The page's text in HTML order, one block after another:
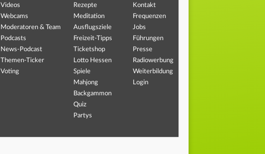
Videos
Webcams
Moderatoren & Team
Podcasts
News-Podcast
Themen-Ticker
Voting
Rezepte
Meditation
Ausflugsziele
Freizeit-Tipps
Ticketshop
Lotto Hessen
Spiele
Mahjong
Backgammon
Quiz
Partys
Kontakt
Frequenzen
Jobs
Führungen
Presse
Radiowerbung
Weiterbildung
Login